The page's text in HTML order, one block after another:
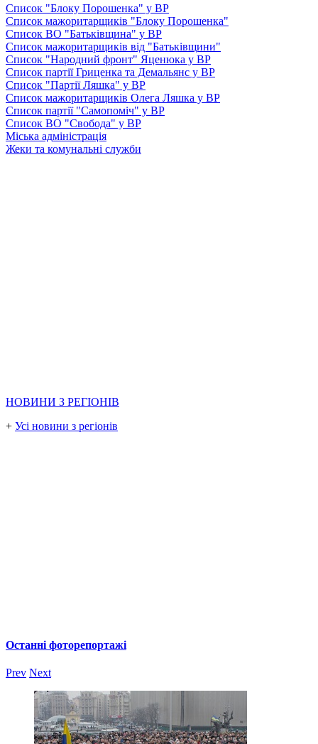
Список "Блоку Порошенка" у ВР
Список мажоритарщиків "Блоку Порошенка"
Список ВО "Батьківщина" у ВР
Список мажоритарщиків від "Батьківщини"
Список "Народний фронт" Яценюка у ВР
Список партії Гриценка та Демальянс у ВР
Список "Партії Ляшка" у ВР
Список мажоритарщиків Олега Ляшка у ВР
Список партії "Самопоміч" у ВР
Список ВО "Свобода" у ВР
Міська адміністрація
Жеки та комунальні служби
НОВИНИ З РЕГІОНІВ
+ Усі новини з регіонів
Останні фоторепортажі
Prev Next